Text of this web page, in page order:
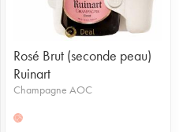
Rosé Brut (seconde peau)
Ruinart
Champagne AOC
H